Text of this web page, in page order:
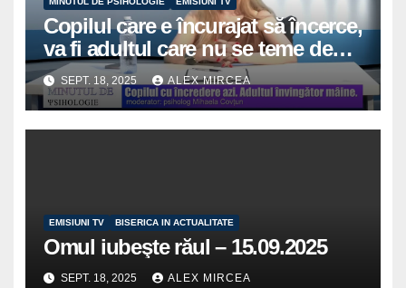
Copilul care e încurajat să încerce,
va fi adultul care nu se teme de
viață
SEPT. 18, 2025 ALEX MIRCEA
EMISIUNI TV BISERICA IN ACTUALITATE
Omul iubeşte răul – 15.09.2025
SEPT. 18, 2025 ALEX MIRCEA